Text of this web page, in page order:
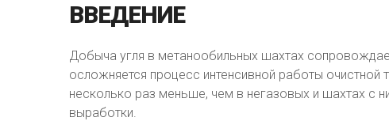
ВВЕДЕНИЕ
Добыча угля в метанообильных шахтах
осложняется процесс интенсивной работы очистной
несколько раз меньше, чем в негазовых и шахтах с
выработки.